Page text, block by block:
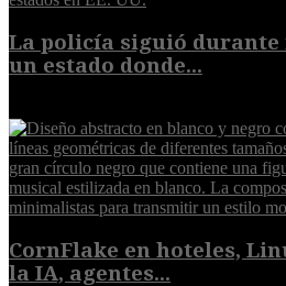
La policía siguió durante
un estado donde...
CornFlake en hoteles,
la IA, agentes...